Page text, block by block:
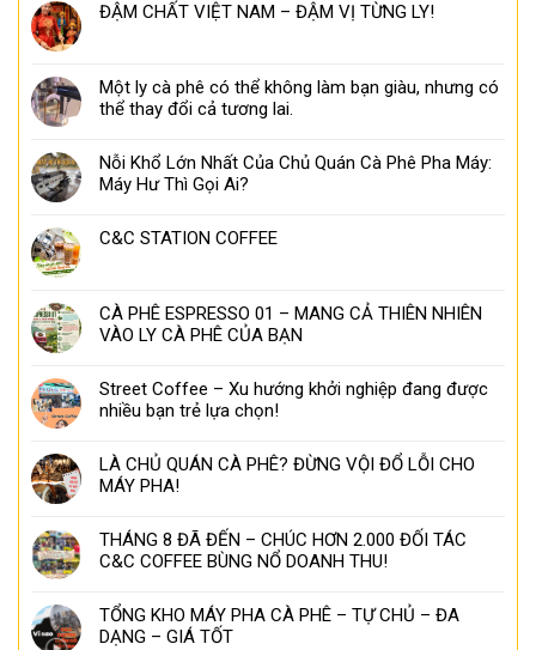
ĐẬM CHẤT VIỆT NAM – ĐẬM VỊ TỪNG LY!
Một ly cà phê có thể không làm bạn giàu, nhưng có
thể thay đổi cả tương lai.
Nỗi Khổ Lớn Nhất Của Chủ Quán Cà Phê Pha Máy:
Máy Hư Thì Gọi Ai?
C&C STATION COFFEE
CÀ PHÊ ESPRESSO 01 – MANG CẢ THIÊN NHIÊN
VÀO LY CÀ PHÊ CỦA BẠN
Street Coffee – Xu hướng khởi nghiệp đang được
nhiều bạn trẻ lựa chọn!
LÀ CHỦ QUÁN CÀ PHÊ? ĐỪNG VỘI ĐỔ LỖI CHO
MÁY PHA!
THÁNG 8 ĐÃ ĐẾN – CHÚC HƠN 2.000 ĐỐI TÁC
C&C COFFEE BÙNG NỔ DOANH THU!
TỔNG KHO MÁY PHA CÀ PHÊ – TỰ CHỦ – ĐA
DẠNG – GIÁ TỐT